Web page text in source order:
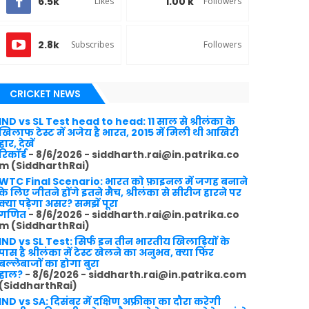
2.8k Subscribes Followers
CRICKET NEWS
vs SL Test head to head: 11 साल से श्रीलंका के
टेस्ट में अजेय है भारत, 2015 में मिली थी आखिरी
देखें
- 8/6/2026 - siddharth.rai@in.patrika.co
(SiddharthRai)
Final Scenario: भारत को फ़ाइनल में जगह बनाने
लिए जीतने होंगे इतने मैच, श्रीलंका से सीरीज हारने पर
पड़ेगा असर? समझें पूरा
- 8/6/2026 - siddharth.rai@in.patrika.co
(SiddharthRai)
vs SL Test: सिर्फ इन तीन भारतीय खिलाड़ियों के
है श्रीलंका में टेस्ट खेलने का अनुभव, क्या फिर
का होगा बुरा
- 8/6/2026 - siddharth.rai@in.patrika.com
vs SA: दिसंबर में दक्षिण अफ्रीका का दौरा करेगी